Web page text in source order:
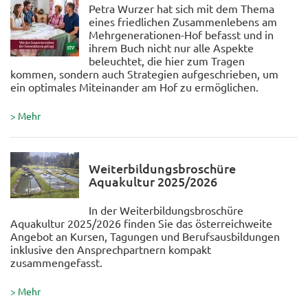
Petra Wurzer hat sich mit dem Thema
eines friedlichen Zusammenlebens am
Mehrgenerationen-Hof befasst und in
ihrem Buch nicht nur alle Aspekte
beleuchtet, die hier zum Tragen
kommen, sondern auch Strategien aufgeschrieben, um
ein optimales Miteinander am Hof zu ermöglichen.
> Mehr
Weiterbildungsbroschüre
Aquakultur 2025/2026
In der Weiterbildungsbroschüre
Aquakultur 2025/2026 finden Sie das österreichweite
Angebot an Kursen, Tagungen und Berufsausbildungen
inklusive den Ansprechpartnern kompakt
zusammengefasst.
> Mehr